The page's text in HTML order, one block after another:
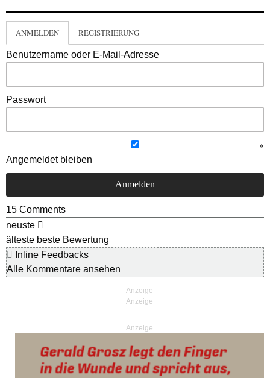
ANMELDEN REGISTRIERUNG
Benutzername oder E-Mail-Adresse
Passwort
Angemeldet bleiben
15 Comments
neuste
älteste beste Bewertung
Inline Feedbacks
Alle Kommentare ansehen
Anzeige